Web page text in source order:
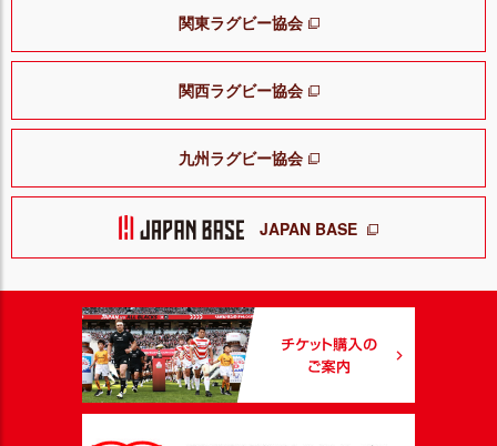
関東ラグビー協会
関西ラグビー協会
九州ラグビー協会
JAPAN BASE